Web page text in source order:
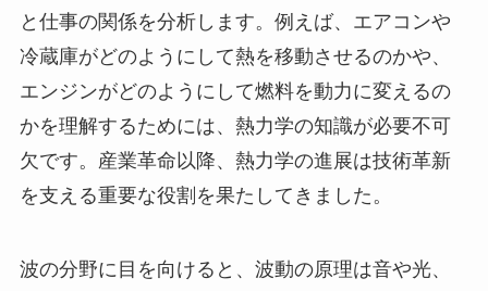
と仕事の関係を分析します。例えば、エアコンや
冷蔵庫がどのようにして熱を移動させるのかや、
エンジンがどのようにして燃料を動力に変えるの
かを理解するためには、熱力学の知識が必要不可
欠です。産業革命以降、熱力学の進展は技術革新
を支える重要な役割を果たしてきました。
波の分野に目を向けると、波動の原理は音や光、